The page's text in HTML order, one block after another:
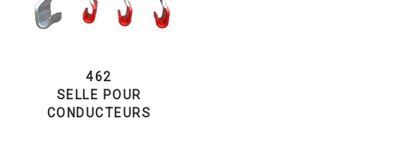
462
SELLE POUR
CONDUCTEURS